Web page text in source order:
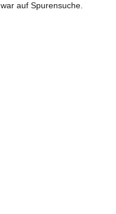
war auf Spurensuche.